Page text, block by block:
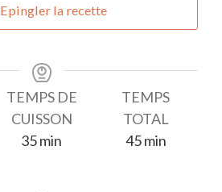
Epingler la recette
TEMPS DE
CUISSON
35minutes
min
TEMPS
TOTAL
45minutes
min